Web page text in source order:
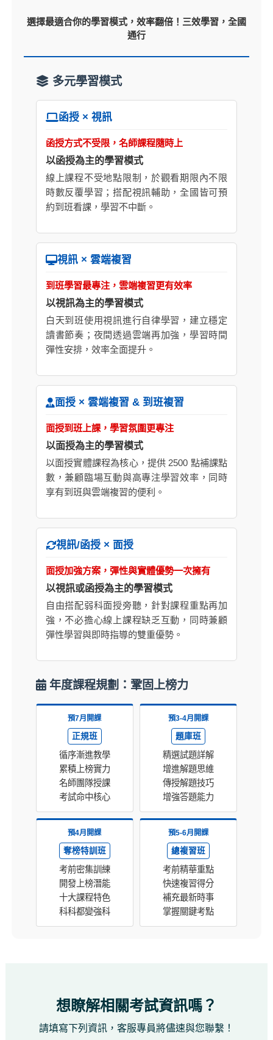
選擇最適合你的學習模式，效率翻倍！三效學習，全國
通行
多元學習模式
函授 × 視訊
函授方式不受限，名師課程隨時上
以函授為主的學習模式
線上課程不受地點限制，於觀看期限內不限
時數反覆學習；搭配視訊輔助，全國皆可預
約到班看課，學習不中斷。
視訊 × 雲端複習
到班學習最專注，雲端複習更有效率
以視訊為主的學習模式
白天到班使用視訊進行自律學習，建立穩定
讀書節奏；夜間透過雲端再加強，學習時間
彈性安排，效率全面提升。
面授 × 雲端複習 & 到班複習
面授到班上課，學習氛圍更專注
以面授為主的學習模式
以面授實體課程為核心，提供 2500 點補課點
數，兼顧臨場互動與高專注學習效率，同時
享有到班與雲端複習的便利。
視訊/函授 × 面授
面授加強方案，彈性與實體優勢一次擁有
以視訊或函授為主的學習模式
自由搭配弱科面授旁聽，針對課程重點再加
強，不必擔心線上課程缺乏互動，同時兼顧
彈性學習與即時指導的雙重優勢。
年度課程規劃：鞏固上榜力
預7月開課
正規班
循序漸進教學
累積上榜實力
名師團隊授課
考試命中核心
預3-4月開課
題庫班
精選試題詳解
增進解題思維
傳授解題技巧
增強答題能力
預4月開課
奪榜特訓班
考前密集訓練
開發上榜潛能
十大課程特色
科科都變強科
預5-6月開課
總複習班
考前精華重點
快速複習得分
補充最新時事
掌握關鍵考點
想瞭解相關考試資訊嗎？
請填寫下列資訊，客服專員將儘速與您聯繫！